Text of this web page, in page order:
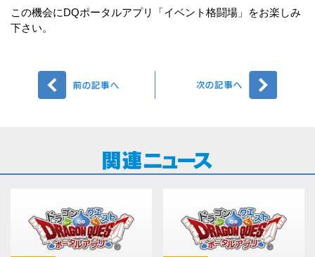
この機会にDQポータルアプリ「イベント格闘場」をお楽しみ
下さい。